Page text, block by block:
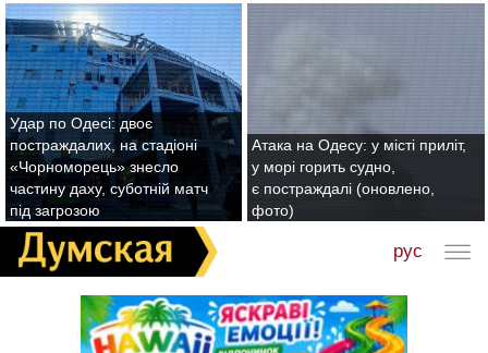
Удар по Одесі: двоє
постраждалих, на стадіоні
«Чорноморець» знесло
частину даху, суботній матч
під загрозою
Атака на Одесу: у місті приліт,
у морі горить судно,
є постраждалі (оновлено,
фото)
рус